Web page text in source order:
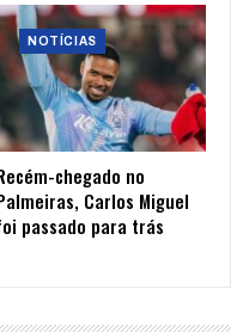
NOTÍCIAS
chegado no
Carlos Miguel
passado para trás